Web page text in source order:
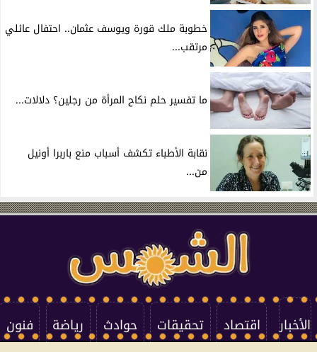
خطوبة ملك قورة ويوسف عثمان.. احتفال عائلي
مرتقب...
ما تفسير حلم نكاح المرأة من رجلين؟ دلالات...
نقابة الأطباء تكشف أسباب منع باربرا أونيل
من...
الأخبار اقتصاد تحقيقات حوادث رياضة فنون